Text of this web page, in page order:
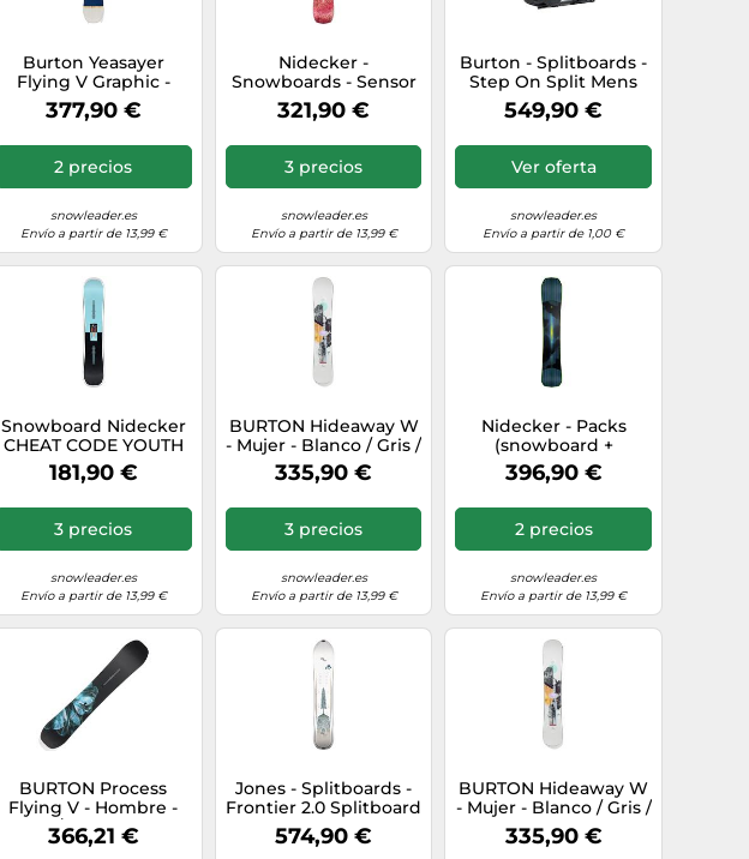
Burton Yeasayer
Flying V Graphic -
Tabla de snowboard
para mujer, talla 140,
377,90 €
2 precios
snowleader.es
Envío a partir de 13,99 €
Nidecker -
Snowboards - Sensor
2026 de Lana - Talla
153 cm - Rojo Rojo 153
321,90 €
3 precios
snowleader.es
Envío a partir de 13,99 €
Burton - Splitboards -
Step On Split Mens
Black - Talla M - Negro
Negro M
549,90 €
Ver oferta
snowleader.es
Envío a partir de 1,00 €
Snowboard Nidecker
CHEAT CODE YOUTH
(Azul/Negro) Junior -
2026
181,90 €
3 precios
snowleader.es
Envío a partir de 13,99 €
BURTON Hideaway W
- Mujer - Blanco / Gris /
Negro - talla 144-
modelo 2026
335,90 €
3 precios
snowleader.es
Envío a partir de 13,99 €
Nidecker - Packs
(snowboard +
fijaciones) - Pack
Blade 2026 - Azul Azul
158 cm
396,90 €
2 precios
snowleader.es
Envío a partir de 13,99 €
BURTON Process
Flying V - Hombre -
Negro / Azul - talla 157-
modelo 2026
366,21 €
Jones - Splitboards -
Frontier 2.0 Splitboard
2026 - Talla 156 cm -
Blanco Blanco 156 cm
574,90 €
BURTON Hideaway W
- Mujer - Blanco / Gris /
Negro - talla 148-
modelo 2026
335,90 €